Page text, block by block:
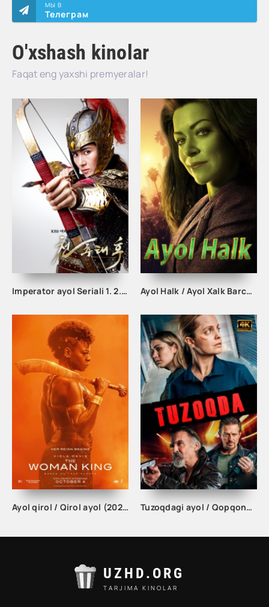
O'xshash kinolar
Faqat eng yaxshi premyeralar!
МЫ В
Телеграм
Imperator ayol Seriali 1. 2. 3. 4. 5. 10. 15. 20. 25. 27. 28. 29. 30 qism Uzbek tilida Barcha qismlar Ayol Halk / Ayol Xalk Barcha qismlar Uzbek tilida 2022 Tarjima seryal skachat
Ayol qirol / Qirol ayol (2022) Tuzoqdagi ayol / Qopqonda kino 2021 Uzbek tilida tarjima kino O'zbekcha skachat
UZHD.ORG
TARJIMA KINOLAR